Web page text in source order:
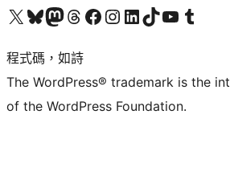
查看我們的 X (之前的 Twitter) 帳號造訪我們的 Bluesky 帳號造訪我們的 Mastodon 帳號造訪我們的 Threads 帳號 造訪我們的 Facebook 粉絲專頁Visit our Instagram account
Visit our LinkedIn account
造訪我們的 TikTok 帳號Visit our YouTube channel
造訪我們的 Tumblr 帳號
程式碼，如詩
The WordPress® trademark is the
of the WordPress Foundation.